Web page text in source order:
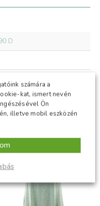
D
számára a
kat, ismert nevén
Ön
illetve mobil eszközén